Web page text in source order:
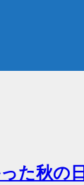
た秋の日